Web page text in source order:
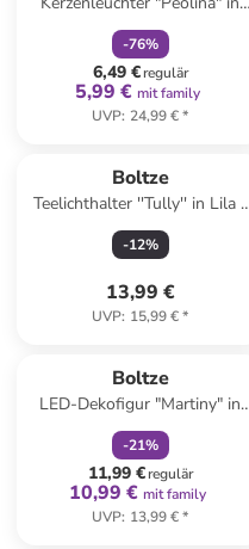
Rosa - (H)15 cm
-76%
6,49 €regulär
5,99 € mit family
UVP: 24,99 €*
Boltze
Teelichthalter ''Tully'' in Lila -
(H)22 cm
-12%
13,99 €
UVP: 15,99 €*
Boltze
LED-Dekofigur "Martiny" in
Rot - (H)9,5 cm
-21%
11,99 €regulär
10,99 € mit family
UVP: 13,99 €*